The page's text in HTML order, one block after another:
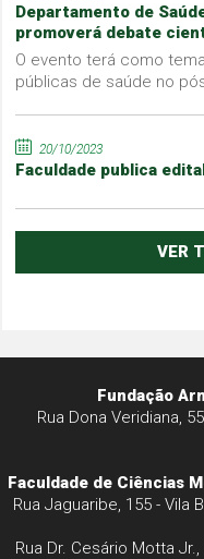
Departamento de
promoverá debate
O evento terá como
públicas de saúde no
20/10/2023
Faculdade publica
VER
Fundação
Rua Dona Veridiana,
Faculdade de Ciências
Rua Jaguaribe, 155 - Vila
Rua Dr. Cesário Motta